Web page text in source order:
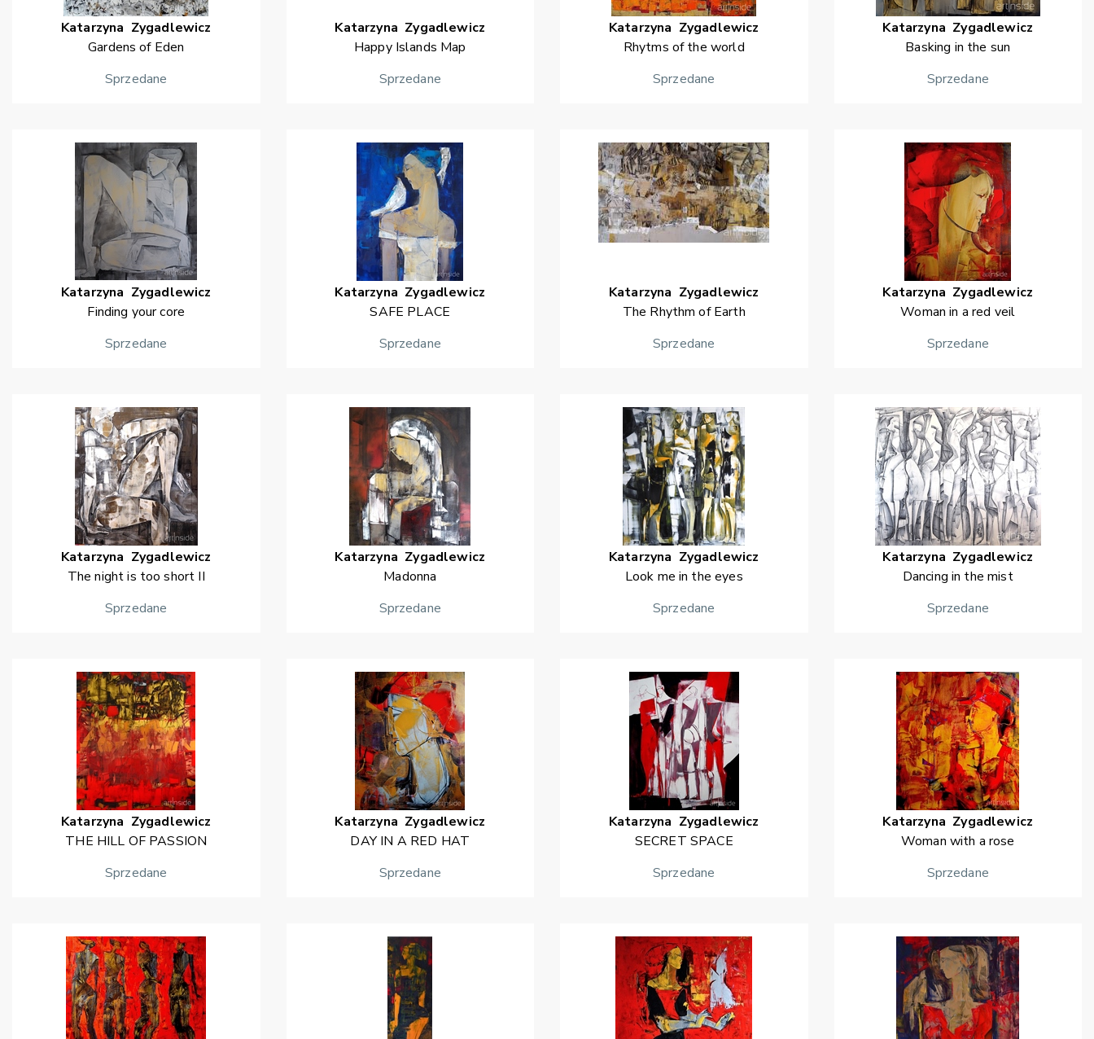
Katarzyna Zygadlewicz
Gardens of Eden
Sprzedane
Katarzyna Zygadlewicz
Happy Islands Map
Sprzedane
Katarzyna Zygadlewicz
Rhytms of the world
Sprzedane
Katarzyna Zygadlewicz
Basking in the sun
Sprzedane
Katarzyna Zygadlewicz
Finding your core
Sprzedane
Katarzyna Zygadlewicz
SAFE PLACE
Sprzedane
Katarzyna Zygadlewicz
The Rhythm of Earth
Sprzedane
Katarzyna Zygadlewicz
Woman in a red veil
Sprzedane
Katarzyna Zygadlewicz
The night is too short II
Sprzedane
Katarzyna Zygadlewicz
Madonna
Sprzedane
Katarzyna Zygadlewicz
Look me in the eyes
Sprzedane
Katarzyna Zygadlewicz
Dancing in the mist
Sprzedane
Katarzyna Zygadlewicz
THE HILL OF PASSION
Sprzedane
Katarzyna Zygadlewicz
DAY IN A RED HAT
Sprzedane
Katarzyna Zygadlewicz
SECRET SPACE
Sprzedane
Katarzyna Zygadlewicz
Woman with a rose
Sprzedane